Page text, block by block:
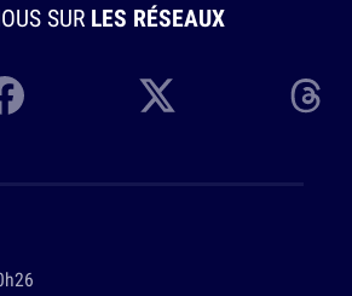
SUR LES RÉSEAUX